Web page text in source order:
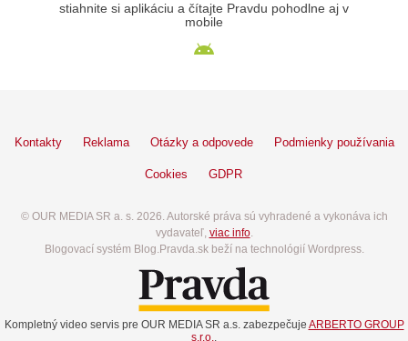
stiahnite si aplikáciu a čítajte Pravdu pohodlne aj v
mobile
Kontakty Reklama Otázky a odpovede Podmienky používania
Cookies GDPR
© OUR MEDIA SR a. s. 2026. Autorské práva sú vyhradené a vykonáva ich
vydavateľ, viac info.
Blogovací systém Blog.Pravda.sk beží na technológií Wordpress.
Kompletný video servis pre OUR MEDIA SR a.s. zabezpečuje ARBERTO GROUP
s.r.o..